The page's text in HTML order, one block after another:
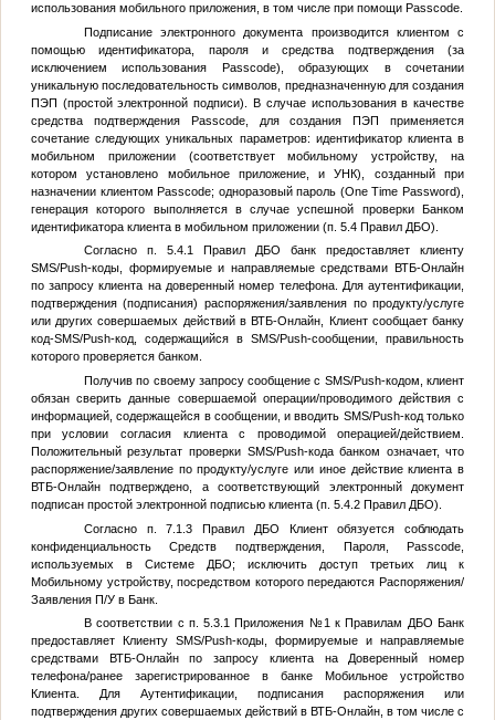
использования мобильного приложения, в том числе при помощи Passcode.
Подписание электронного документа производится клиентом с
помощью идентификатора, пароля и средства подтверждения (за
исключением использования Passcode), образующих в сочетании
уникальную последовательность символов, предназначенную для создания
ПЭП (простой электронной подписи). В случае использования в качестве
средства подтверждения Passcode, для создания ПЭП применяется
сочетание следующих уникальных параметров: идентификатор клиента в
мобильном приложении (соответствует мобильному устройству, на
котором установлено мобильное приложение, и УНК), созданный при
назначении клиентом Passcode; одноразовый пароль (One Time Password),
генерация которого выполняется в случае успешной проверки Банком
идентификатора клиента в мобильном приложении (п. 5.4 Правил ДБО).
Согласно п. 5.4.1 Правил ДБО банк предоставляет клиенту
SMS/Push-коды, формируемые и направляемые средствами ВТБ-Онлайн
по запросу клиента на доверенный номер телефона. Для аутентификации,
подтверждения (подписания) распоряжения/заявления по продукту/услуге
или других совершаемых действий в ВТБ-Онлайн, Клиент сообщает банку
код-SMS/Push-код, содержащийся в SMS/Push-сообщении, правильность
которого проверяется банком.
Получив по своему запросу сообщение с SMS/Push-кодом, клиент
обязан сверить данные совершаемой операции/проводимого действия с
информацией, содержащейся в сообщении, и вводить SMS/Push-код только
при условии согласия клиента с проводимой операцией/действием.
Положительный результат проверки SMS/Push-кода банком означает, что
распоряжение/заявление по продукту/услуге или иное действие клиента в
ВТБ-Онлайн подтверждено, а соответствующий электронный документ
подписан простой электронной подписью клиента (п. 5.4.2 Правил ДБО).
Согласно п. 7.1.3 Правил ДБО Клиент обязуется соблюдать
конфиденциальность Средств подтверждения, Пароля, Раssсоdе,
используемых в Системе ДБО; исключить доступ третьих лиц к
Мобильному устройству, посредством которого передаются Распоряжения/
Заявления П/У в Банк.
В соответствии с п. 5.3.1 Приложения №1 к Правилам ДБО Банк
предоставляет Клиенту SMS/Push-коды, формируемые и направляемые
средствами ВТБ-Онлайн по запросу клиента на Доверенный номер
телефона/ранее зарегистрированное в банке Мобильное устройство
Клиента. Для Аутентификации, подписания распоряжения или
подтверждения других совершаемых действий в ВТБ-Онлайн, в том числе с